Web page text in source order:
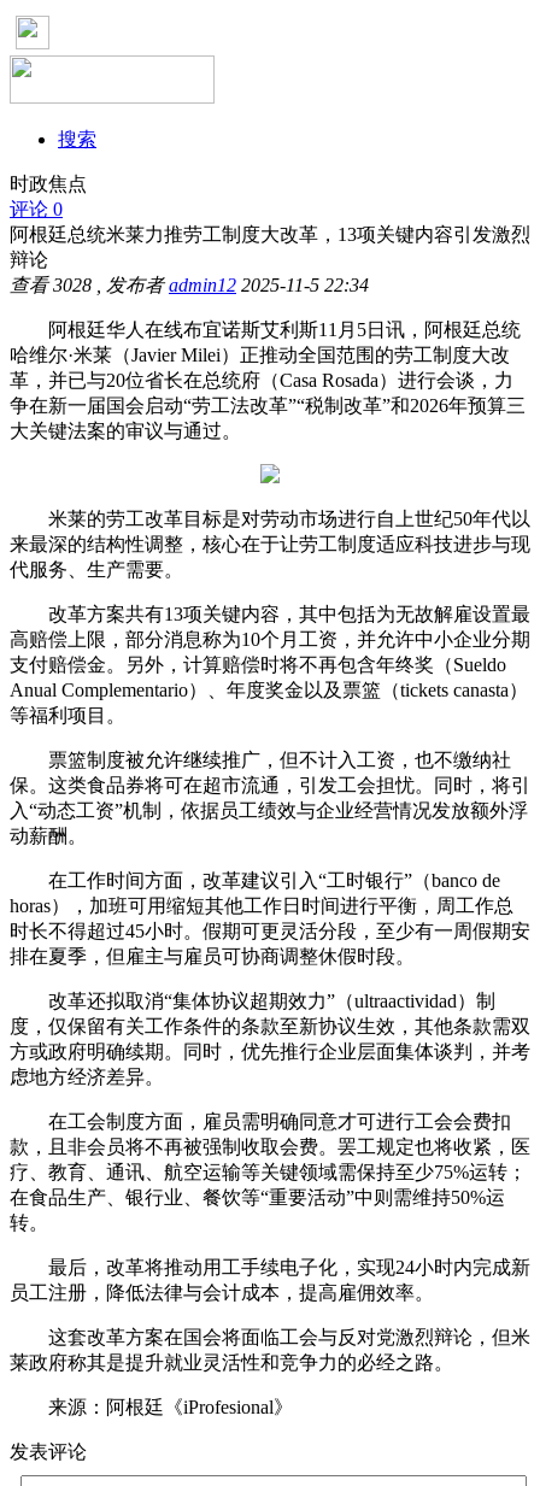
搜索
时政焦点
评论 0
阿根廷总统米莱力推劳工制度大改革，13项关键内容引发激烈
辩论
查看3028 , 发布者admin12 2025-11-5 22:34
阿根廷华人在线布宜诺斯艾利斯11月5日讯，阿根廷总统
哈维尔·米莱（Javier Milei）正推动全国范围的劳工制度大改
革，并已与20位省长在总统府（Casa Rosada）进行会谈，力
争在新一届国会启动“劳工法改革”“税制改革”和2026年预算三
大关键法案的审议与通过。
米莱的劳工改革目标是对劳动市场进行自上世纪50年代以
来最深的结构性调整，核心在于让劳工制度适应科技进步与现
代服务、生产需要。
改革方案共有13项关键内容，其中包括为无故解雇设置最
高赔偿上限，部分消息称为10个月工资，并允许中小企业分期
支付赔偿金。另外，计算赔偿时将不再包含年终奖（Sueldo
Anual Complementario）、年度奖金以及票篮（tickets canasta）
等福利项目。
票篮制度被允许继续推广，但不计入工资，也不缴纳社
保。这类食品券将可在超市流通，引发工会担忧。同时，将引
入“动态工资”机制，依据员工绩效与企业经营情况发放额外浮
动薪酬。
在工作时间方面，改革建议引入“工时银行”（banco de
horas），加班可用缩短其他工作日时间进行平衡，周工作总
时长不得超过45小时。假期可更灵活分段，至少有一周假期安
排在夏季，但雇主与雇员可协商调整休假时段。
改革还拟取消“集体协议超期效力”（ultraactividad）制
度，仅保留有关工作条件的条款至新协议生效，其他条款需双
方或政府明确续期。同时，优先推行企业层面集体谈判，并考
虑地方经济差异。
在工会制度方面，雇员需明确同意才可进行工会会费扣
款，且非会员将不再被强制收取会费。罢工规定也将收紧，医
疗、教育、通讯、航空运输等关键领域需保持至少75%运转；
在食品生产、银行业、餐饮等“重要活动”中则需维持50%运
转。
最后，改革将推动用工手续电子化，实现24小时内完成新
员工注册，降低法律与会计成本，提高雇佣效率。
这套改革方案在国会将面临工会与反对党激烈辩论，但米
莱政府称其是提升就业灵活性和竞争力的必经之路。
来源：阿根廷《iProfesional》
发表评论